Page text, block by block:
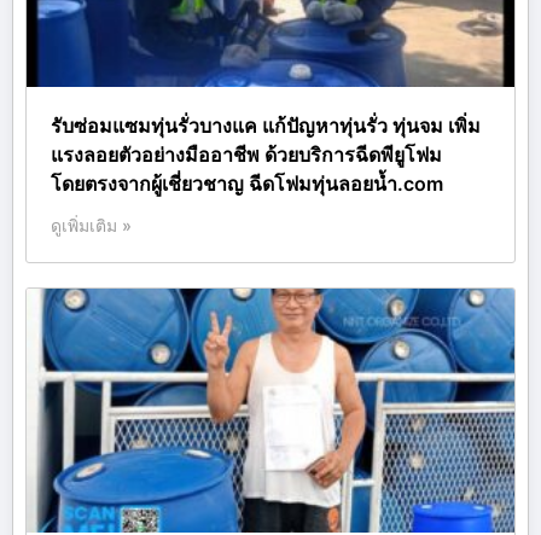
รับซ่อมแซมทุ่นรั่วบางแค แก้ปัญหาทุ่นรั่ว ทุ่นจม เพิ่ม
แรงลอยตัวอย่างมืออาชีพ ด้วยบริการฉีดพียูโฟม
โดยตรงจากผู้เชี่ยวชาญ ฉีดโฟมทุ่นลอยน้ำ.com
ดูเพิ่มเติม »